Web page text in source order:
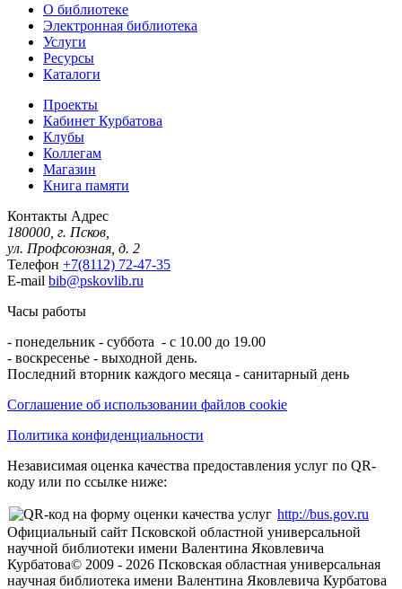
О библиотеке
Электронная библиотека
Услуги
Ресурсы
Каталоги
Проекты
Кабинет Курбатова
Клубы
Коллегам
Магазин
Книга памяти
Контакты Адрес
180000, г. Псков,
ул. Профсоюзная, д. 2
Телефон +7(8112) 72-47-35
E-mail bib@pskovlib.ru
Часы работы
- понедельник - суббота - с 10.00 до 19.00
- воскресенье - выходной день.
Последний вторник каждого месяца - санитарный день
Соглашение об использовании файлов cookie
Политика конфиденциальности
Независимая оценка качества предоставления услуг по QR-
коду или по ссылке ниже:
http://bus.gov.ru
Официальный сайт Псковской областной универсальной
научной библиотеки имени Валентина Яковлевича
Курбатова© 2009 - 2026 Псковская областная универсальная
научная библиотека имени Валентина Яковлевича Курбатова